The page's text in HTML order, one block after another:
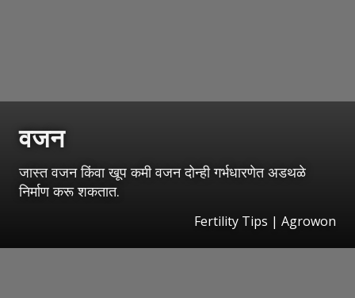
वजन
जास्त वजन किंवा खूप कमी वजन दोन्ही गर्भधारणेत अडथळे
निर्माण करू शकतात.
Fertility Tips | Agrowon